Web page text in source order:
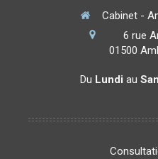
Cabinet -
6 rue
01500
Du Lundi au